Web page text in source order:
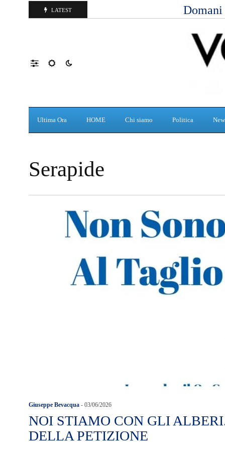
LATEST
Ultima Ora HOME Chi siamo Politica
Serapide
Giuseppe Bevacqua - 03/06/2026
NOI STIAMO CON GLI
DELLA PETIZIONE